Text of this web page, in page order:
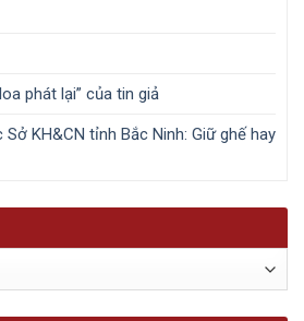
phát lại” của tin giả
KH&CN tỉnh Bắc Ninh: Giữ ghế hay